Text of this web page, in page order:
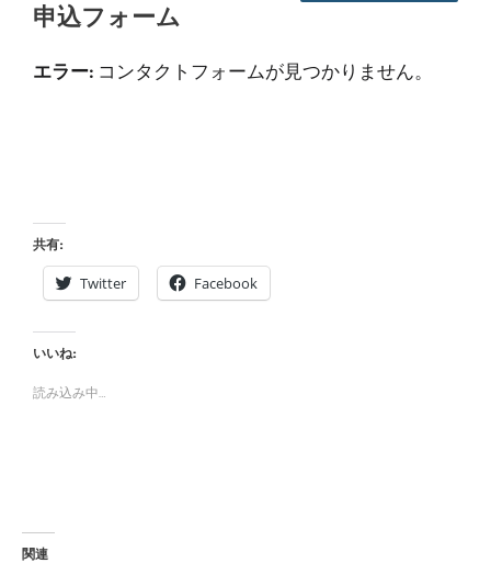
申込フォーム
エラー: コンタクトフォームが見つかりません。
共有:
Twitter Facebook
いいね:
読み込み中…
関連